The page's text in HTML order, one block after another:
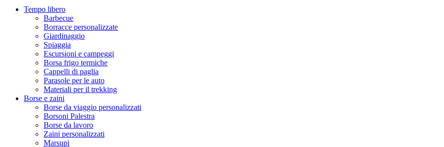
Tempo libero
Barbecue
Borracce personalizzate
Giardinaggio
Spiaggia
Escursioni e campeggi
Borsa frigo termiche
Cappelli di paglia
Parasole per le auto
Materiali per il trekking
Borse e zaini
Borse da viaggio personalizzati
Borsoni Palestra
Borse da lavoro
Zaini personalizzati
Marsupi